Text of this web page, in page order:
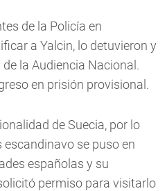
de la Policía en
a Yalcin, lo detuvieron y
la Audiencia Nacional.
en prisión provisional.
de Suecia, por lo
se puso en
españolas y su
permiso para visitarlo